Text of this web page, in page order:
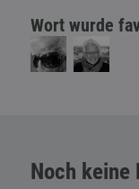
Wort wurde
Noch keine